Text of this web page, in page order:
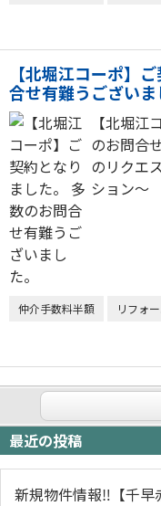
【北堀江コーポ】
合せ有難うございま
【北堀
のお問合
のリクエ
ション～
仲介手数料半額 リフォ
最近の投稿
新規物件情報‼【千早